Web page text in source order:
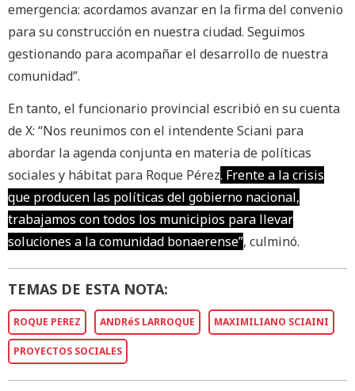
emergencia: acordamos avanzar en la firma del convenio
para su construcción en nuestra ciudad. Seguimos
gestionando para acompañar el desarrollo de nuestra
comunidad”.
En tanto, el funcionario provincial escribió en su cuenta
de X: “Nos reunimos con el intendente Sciani para
abordar la agenda conjunta en materia de políticas
sociales y hábitat para Roque Pérez. Frente a la crisis
que producen las políticas del gobierno nacional,
trabajamos con todos los municipios para llevar
soluciones a la comunidad bonaerense”, culminó.
TEMAS DE ESTA NOTA:
ROQUE PEREZ ANDRéS LARROQUE MAXIMILIANO SCIAINI
PROYECTOS SOCIALES